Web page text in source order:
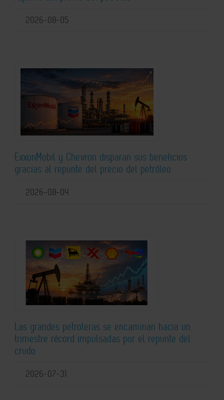
2026-08-05
ExxonMobil y Chevron disparan sus beneficios
gracias al repunte del precio del petróleo
2026-08-04
Las grandes petroleras se encaminan hacia un
trimestre récord impulsadas por el repunte del
crudo
2026-07-31